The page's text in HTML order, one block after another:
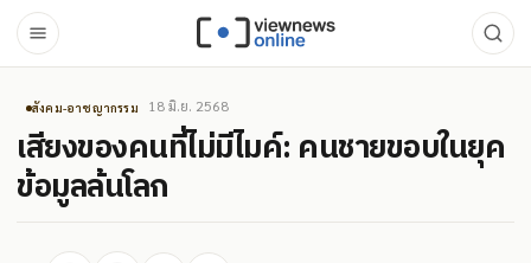
สังคม-อาชญากรรม 18 มิ.ย. 2568
เสียงของคนที่ไม่มีไมค์: คนชายขอบในยุค
ข้อมูลล้นโลก